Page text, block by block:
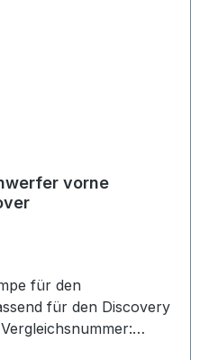
vorne
für den
für den Discovery